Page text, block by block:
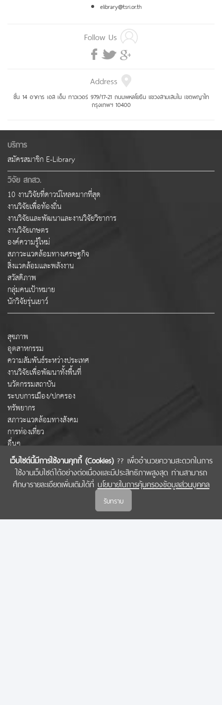
เว็บไซต์นี้มีการใช้งานคุกกี้ (Cookies)?? เพื่ออำนวยความสะดวกในการ
ใช้งานเว็บไซต์ได้อย่างต่อเนื่องและมีประสิทธิภาพสูงสุด ท่านสามารถ
ศึกษารายละเอียดเพิ่มเติมได้ที่ นโยบายในการคุ้มครองข้อมูลส่วนบุคคล
รับทราบ
elibrary@tsri.or.th
Follow Us
Address
ชั้น 14 อาคาร เอส เอ็ม ทาวเวอร์ 979/17-21 ถนนพหลโยธิน แขวงสามเสนใน เขตพญาไท
กรุงเทพฯ 10400
บริการ
สมัครสมาชิก E-Library
วิจัย สกสว.
10 งานวิจัยที่ดาวน์โหลดมากที่สุด
งานวิจัยเพื่อท้องถิ่น
งานวิจัยและพัฒนาและงานวิจัยวิชาการ
งานวิจัยเกษตร
องค์ความรู้ใหม่
สภาวะแวดล้อมทางเศรษฐกิจ
สิ่งแวดล้อมและพลังงาน
สวัสดิภาพ
กลุ่มคนเป้าหมาย
นักวิจัยรุ่นเยาว์
สุขภาพ
อุตสาหกรรม
ความสัมพันธ์ระหว่างประเทศ
งานวิจัยเพื่อพัฒนาทั้งพื้นที่
นวัตกรรมสถาบัน
ระบบการเมือง/ปกครอง
ทรัพยากร
สภาวะแวดล้อมทางสังคม
การท่องเที่ยว
อื่นๆ
COPYRIGHT © 2022 สำนักงานคณะกรรมการส่งเสริมวิทยาศาสตร์ วิจัยและนวัตกรรม
(สกสว.)
นโยบายในการคุ้มครองข้อมูลส่วนบุคคล